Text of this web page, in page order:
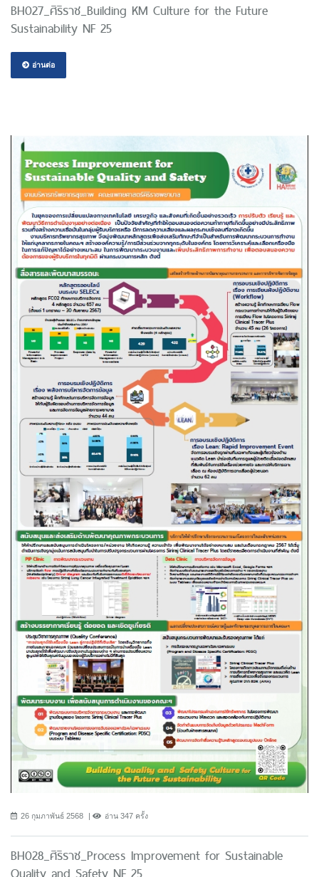
BH027_ศิริราช_Building KM Culture for the Future
Sustainability NF 25
อ่านต่อ
26 กุมภาพันธ์ 2568 อ่าน 347 ครั้ง
BH028_ศิริราช_Process Improvement for Sustainable